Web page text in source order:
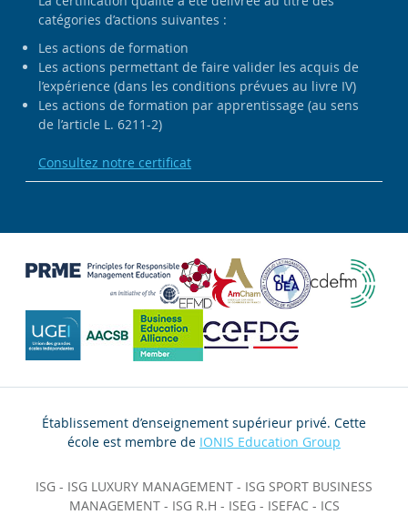
catégories d’actions suivantes :
Les actions de formation
Les actions permettant de faire valider les acquis de
l’expérience (dans les conditions prévues au livre IV)
Les actions de formation par apprentissage (au sens
de l’article L. 6211-2)
Consultez notre certificat
Établissement d’enseignement supérieur privé. Cette
école est membre de IONIS Education Group
ISG - ISG LUXURY MANAGEMENT - ISG SPORT BUSINESS
MANAGEMENT- ISG R.H - ISEG- ISEFAC- ICS